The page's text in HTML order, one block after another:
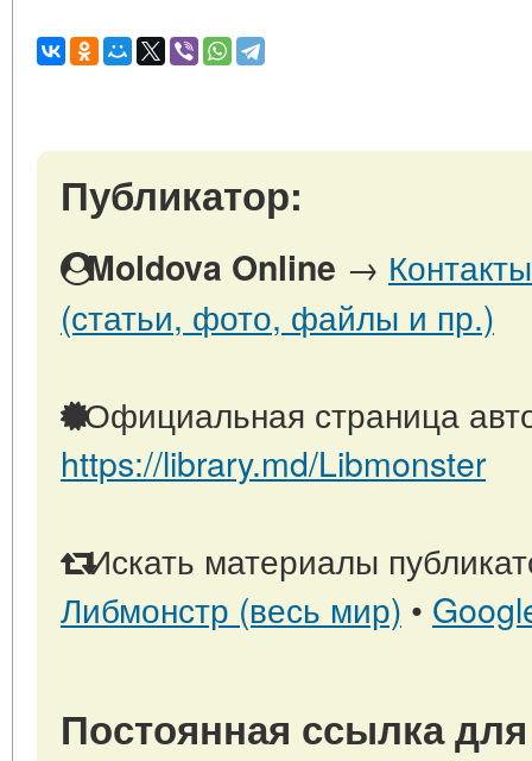
Публикатор:
Moldova Online →
(статьи, фото, файлы и пр.)
Официальная страница
https://library.md/Libmonster
Искать материалы
Либмонстр (весь мир) •
Постоянная ссылка